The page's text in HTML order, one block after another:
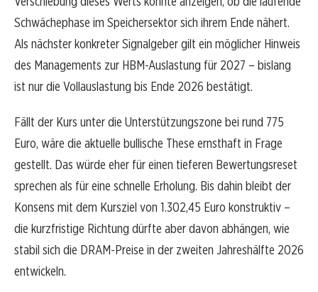
Schwächephase im Speichersektor sich ihrem Ende nähert.
Als nächster konkreter Signalgeber gilt ein möglicher Hinweis
des Managements zur HBM-Auslastung für 2027 – bislang
ist nur die Vollauslastung bis Ende 2026 bestätigt.
Fällt der Kurs unter die Unterstützungszone bei rund 775
Euro, wäre die aktuelle bullische These ernsthaft in Frage
gestellt. Das würde eher für einen tieferen Bewertungsreset
sprechen als für eine schnelle Erholung. Bis dahin bleibt der
Konsens mit dem Kursziel von 1.302,45 Euro konstruktiv –
die kurzfristige Richtung dürfte aber davon abhängen, wie
stabil sich die DRAM-Preise in der zweiten Jahreshälfte 2026
entwickeln.